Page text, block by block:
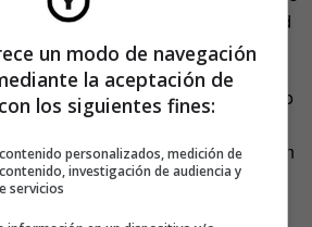
los departamentos de contabilidad
multinacionales.
de incomprensión que aceptan como
el péndulo de su felicidad, tan
como los latidos del corazón de un
y cuando les cuentan las mil
un modo de navegación
la aceptación de
los siguientes fines:
personalizados, medición de
investigación de audiencia y
servicios